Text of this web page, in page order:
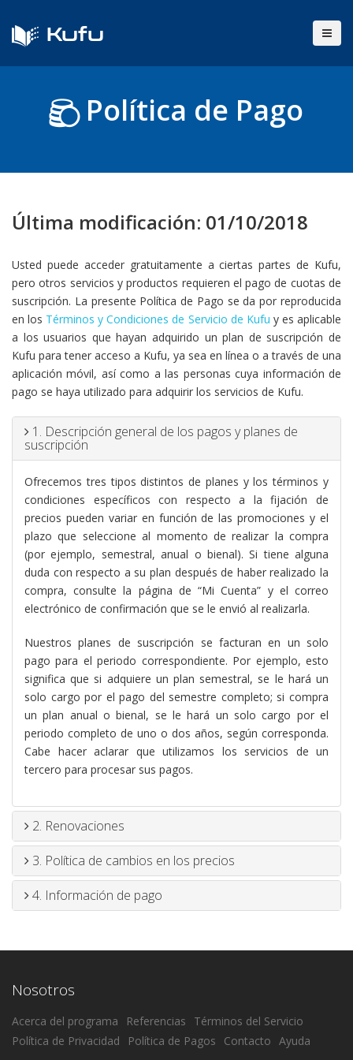
Kufu
Política de Pago
Última modificación: 01/10/2018
Usted puede acceder gratuitamente a ciertas partes de Kufu,
pero otros servicios y productos requieren el pago de cuotas de
suscripción. La presente Política de Pago se da por reproducida
en los Términos y Condiciones de Servicio de Kufu y es aplicable
a los usuarios que hayan adquirido un plan de suscripción de
Kufu para tener acceso a Kufu, ya sea en línea o a través de una
aplicación móvil, así como a las personas cuya información de
pago se haya utilizado para adquirir los servicios de Kufu.
1. Descripción general de los pagos y planes de
suscripción
Ofrecemos tres tipos distintos de planes y los términos y
condiciones específicos con respecto a la fijación de
precios pueden variar en función de las promociones y el
plazo que seleccione al momento de realizar la compra
(por ejemplo, semestral, anual o bienal). Si tiene alguna
duda con respecto a su plan después de haber realizado la
compra, consulte la página de “Mi Cuenta” y el correo
electrónico de confirmación que se le envió al realizarla.
Nuestros planes de suscripción se facturan en un solo
pago para el periodo correspondiente. Por ejemplo, esto
significa que si adquiere un plan semestral, se le hará un
solo cargo por el pago del semestre completo; si compra
un plan anual o bienal, se le hará un solo cargo por el
periodo completo de uno o dos años, según corresponda.
Cabe hacer aclarar que utilizamos los servicios de un
tercero para procesar sus pagos.
2. Renovaciones
3. Política de cambios en los precios
4. Información de pago
Nosotros
Acerca del programa Referencias
Términos del Servicio
Política de Privacidad
Política de Pagos Contacto Ayuda